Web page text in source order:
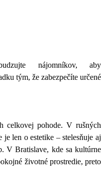
nájomníkov, aby
tým, že zabezpečíte určené
celkovej pohode. V rušných
len o estetike – stelesňuje aj
V Bratislave, kde sa kultúrne
životné prostredie, preto